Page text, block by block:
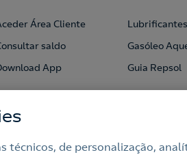
Área Cliente
saldo
App
Lubrificantes
Gasóleo
Guia Repsol
técnicos, de personalização,